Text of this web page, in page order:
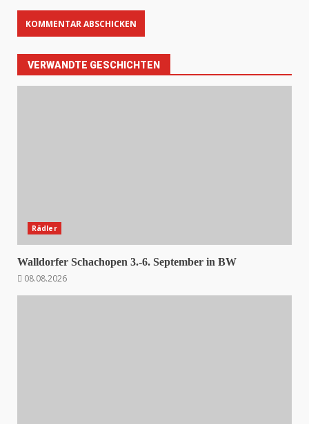
VERWANDTE GESCHICHTEN
Rädler
Walldorfer Schachopen 3.-6. September in BW
08.08.2026